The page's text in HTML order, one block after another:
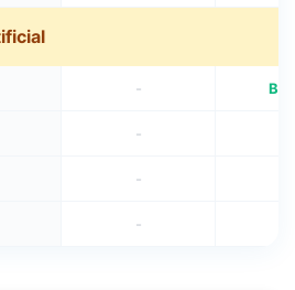
-
-
-
-